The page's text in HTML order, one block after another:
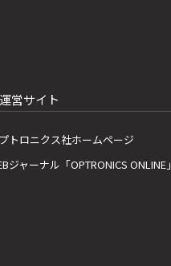
運営サイト
トロニクス社ホームページ
ジャーナル「OPTRONICS ONLINE」